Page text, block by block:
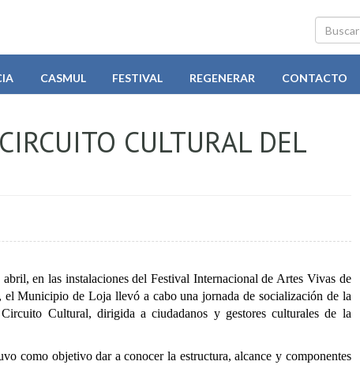
Buscar
CASMUL FESTIVAL REGENERAR CONTACTO
CULTURAL DEL
en las instalaciones del Festival Internacional de Artes Vivas de
Municipio de Loja llevó a cabo una jornada de socialización de la
Cultural, dirigida a ciudadanos y gestores culturales de la
como objetivo dar a conocer la estructura, alcance y componentes